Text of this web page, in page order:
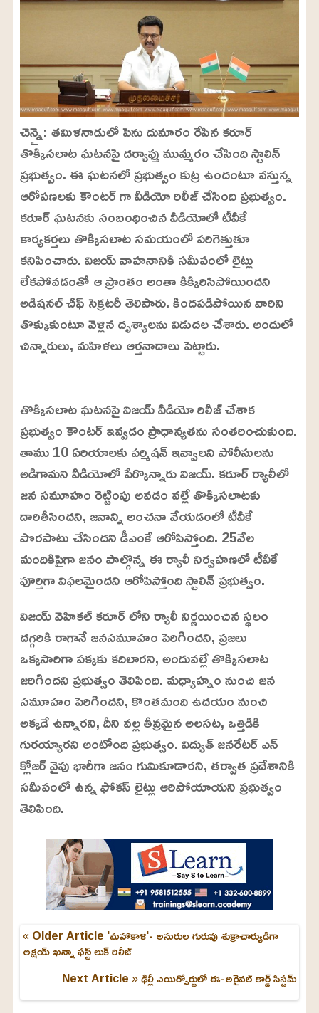
చెన్నై: తమిళనాడులో పెను దుమారం రేపిన కరూర్
తొక్కిసలాట ఘటనపై దర్యాఫ్తు ముమ్మరం చేసింది స్టాలిన్
ప్రభుత్వం. ఈ ఘటనలో ప్రభుత్వం కుట్ర ఉందంటూ వస్తున్న
ఆరోపణలకు కౌంటర్ గా వీడియో రిలీజ్ చేసింది ప్రభుత్వం.
కరూర్ ఘటనకు సంబంధించిన వీడియోలో టీవీకే
కార్యకర్తలు తొక్కిసలాట సమయంలో పరిగెత్తుతూ
కనిపించారు. విజయ్ వాహనానికి సమీపంలో లైట్లు
లేకపోవడంతో ఆ ప్రాంతం అంతా కిక్కిరిసిపోయిందని
అడిషనల్ చీఫ్ సెక్రటరీ తెలిపారు. కిందపడిపోయిన వారిని
తొక్కుకుంటూ వెళ్లిన దృశ్యాలను విడుదల చేశారు. అందులో
చిన్నారులు, మహిళలు ఆర్తనాదాలు పెట్టారు.
n
u
e
a
d
e
d
:
2
4
.
6
3
%
తొక్కిసలాట ఘటనపై విజయ్ వీడియో రిలీజ్ చేశాక
ప్రభుత్వం కౌంటర్ ఇవ్వడం ప్రాధాన్యతను సంతరించుకుంది.
తాము 10 ఏరియాలకు పర్మిషన్ ఇవ్వాలని పోలీసులను
అడిగామని వీడియోలో పేర్కొన్నారు విజయ్. కరూర్ ర్యాలీలో
జన సమూహం రెట్టింపు అవడం వల్లే తొక్కిసలాటకు
దారితీసిందని, జనాన్ని అంచనా వేయడంలో టీవీకే
పొరపాటు చేసిందని డీఎంకే ఆరోపిస్తోంది. 25వేల
మందికిపైగా జనం పాల్గొన్న ఈ ర్యాలీ నిర్వహణలో టీవీకే
పూర్తిగా విఫలమైందని ఆరోపిస్తోంది స్టాలిన్ ప్రభుత్వం.
విజయ్ వెహికల్ కరూర్ లోని ర్యాలీ నిర్ణయించిన స్థలం
దగ్గరికి రాగానే జనసమూహం పెరిగిందని, ప్రజలు
ఒక్కసారిగా పక్కకు కదిలారని, అందువల్లే తొక్కిసలాట
జరిగిందని ప్రభుత్వం తెలిపింది. మధ్యాహ్నం నుంచి జన
సమూహం పెరిగిందని, కొంతమంది ఉదయం నుంచి
అక్కడే ఉన్నారని, దీని వల్ల తీవ్రమైన అలసట, ఒత్తిడికి
గురయ్యారని అంటోంది ప్రభుత్వం. విద్యుత్ జనరేటర్ ఎన్
క్లోజర్ వైపు భారీగా జనం గుమికూడారని, తర్వాత ప్రదేశానికి
సమీపంలో ఉన్న ఫోకస్ లైట్లు ఆరిపోయాయని ప్రభుత్వం
తెలిపింది.
« Older Article 'మహాకాళి'- అసురుల గురువు శుక్రాచార్యుడిగా
అక్షయ్ ఖన్నా ఫస్ట్ లుక్ రిలీజ్
Next Article »ఢిల్లీ ఎయిర్పోర్టులో ఈ-అరైవల్ కార్డ్ సిస్టమ్